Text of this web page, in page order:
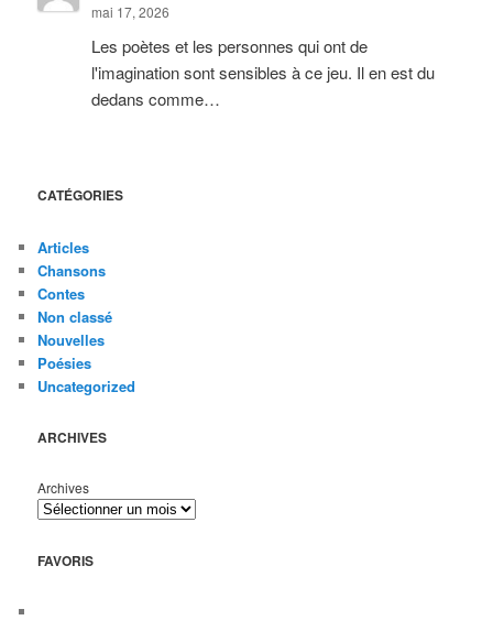
mai 17, 2026
Les poètes et les personnes qui ont de
l'imagination sont sensibles à ce jeu. Il en est du
dedans comme…
CATÉGORIES
Articles
Chansons
Contes
Non classé
Nouvelles
Poésies
Uncategorized
ARCHIVES
Archives
FAVORIS